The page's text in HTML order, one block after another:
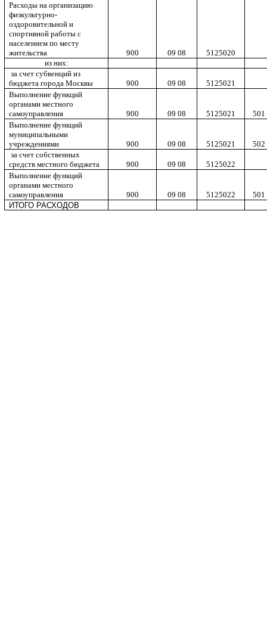
Расходы на организацию
физкультурно-
оздоровительной и
спортивной работы с
населением по месту
жительства
900 09 08
5125020
из них:
за счет субвенций из
бюджета города Москвы
900 09 08
5125021
Выполнение функций
органами местного
самоуправления
900 09 08 5125021
501
Выполнение функций
муниципальными
учреждениями
900 09 08 5125021
502
за счет собственных
средств местного бюджета
900 09 08
5125022
Выполнение функций
органами местного
самоуправления
900 09 08 5125022
501
ИТОГО РАСХОДОВ